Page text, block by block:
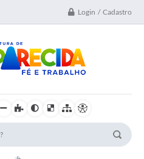
Login / Cadastro